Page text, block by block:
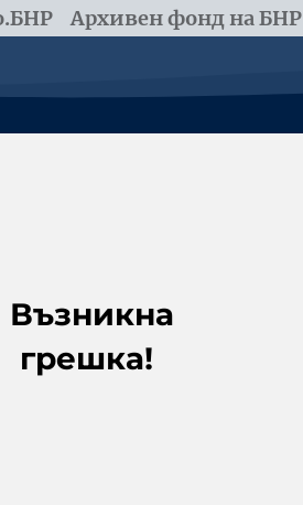
Архивен фонд на БНР
Възникна
грешка!